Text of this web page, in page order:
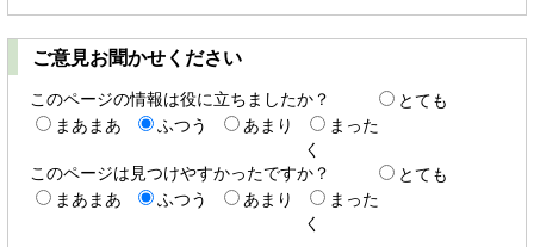
ご意見お聞かせください
このページの情報は役に立ちましたか？
とても
まあまあ
ふつう あまり
まった
く
このページは見つけやすかったですか？
とても
まあまあ
ふつう あまり
まった
く